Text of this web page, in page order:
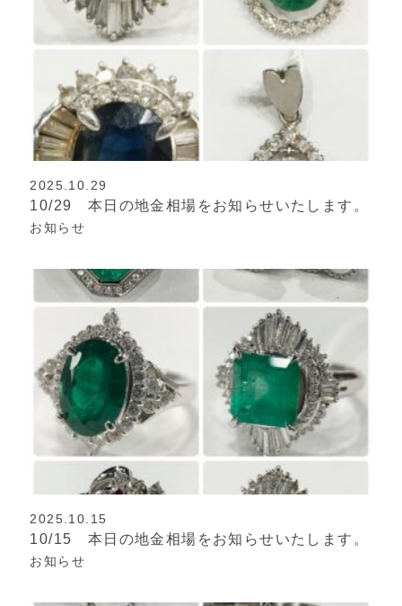
2025.10.29
10/29 本日の地金相場をお知らせいたします。
お知らせ
2025.10.15
10/15 本日の地金相場をお知らせいたします。
お知らせ